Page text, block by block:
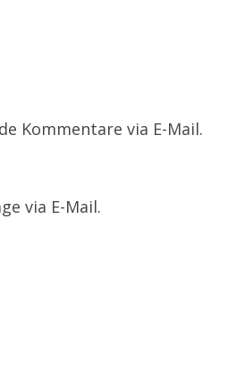
Kommentare via E-Mail.
via E-Mail.